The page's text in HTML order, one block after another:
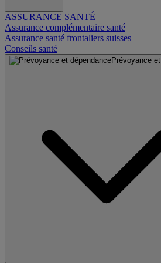
ASSURANCE SANTÉ
Assurance complémentaire santé
Assurance santé frontaliers suisses
Conseils santé
Prévoyance